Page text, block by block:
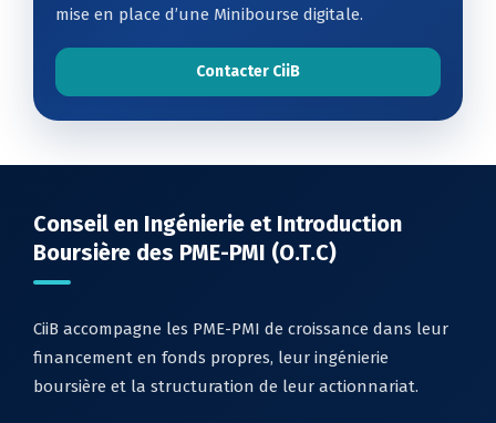
mise en place d’une Minibourse digitale.
Contacter CiiB
Conseil en Ingénierie et Introduction
Boursière des PME-PMI (O.T.C)
CiiB accompagne les PME-PMI de croissance dans leur
financement en fonds propres, leur ingénierie
boursière et la structuration de leur actionnariat.